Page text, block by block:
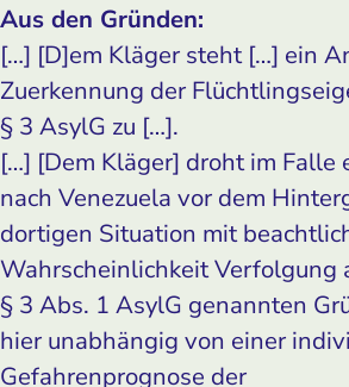
Aus den Gründen:
[…] [D]em Kläger steht […] ein
Zuerkennung der
§ 3 AsylG zu […].
[…] [Dem Kläger] droht im Falle
nach Venezuela vor dem
dortigen Situation mit
Wahrscheinlichkeit Verfolgung
§ 3 Abs. 1 AsylG genannten
hier unabhängig von einer
Gefahrenprognose der